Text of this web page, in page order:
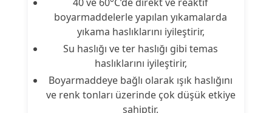
40 ve 60°C’de direkt ve reaktif
boyarmaddelerle yapılan yıkamalarda
yıkama haslıklarını iyileştirir,
Su haslığı ve ter haslığı gibi temas
haslıklarını iyileştirir,
Boyarmaddeye bağlı olarak ışık haslığını
ve renk tonları üzerinde çok düşük etkiye
sahiptir.